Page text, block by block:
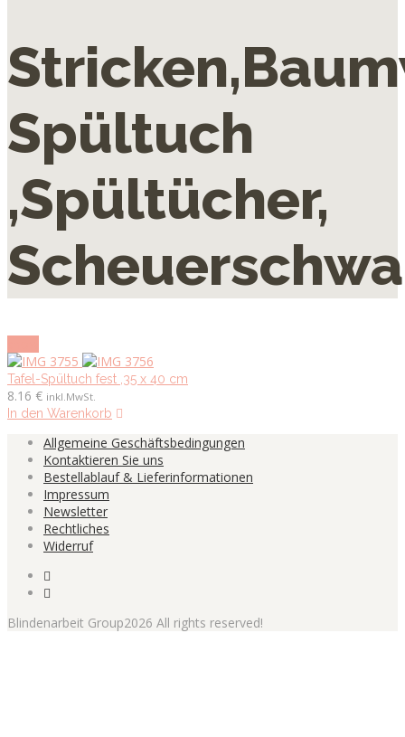
Spültuch
,Spültücher,
Tafel-Spültuch fest ,35 x 40 cm
8.16 € inkl.MwSt.
In den Warenkorb
Allgemeine Geschäftsbedingungen
Kontaktieren Sie uns
Bestellablauf & Lieferinformationen
Impressum
Newsletter
Rechtliches
Widerruf
Blindenarbeit Group2026 All rights reserved!